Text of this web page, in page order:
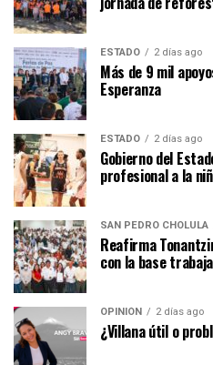
ESTADO 2 días ago
Más de 9 mil
Esperanza
ESTADO 2 días ago
Gobierno del
profesional a la
SAN PEDRO CHOLULA
Reafirma
con la base
OPINIÓN 2 días ago
¿Villana útil o